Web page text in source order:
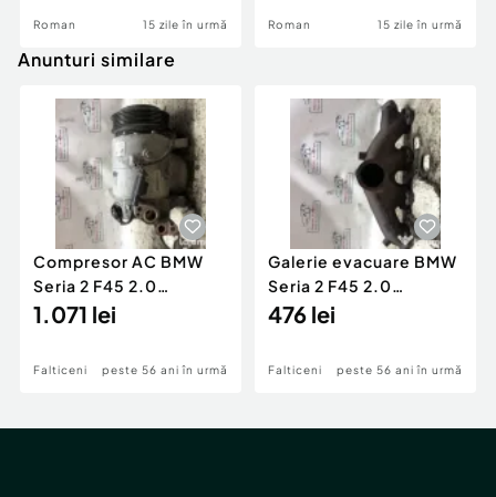
Roman 15 zile în urmă Roman 15 zile în urmă
Anunturi similare
Compresor AC BMW
Seria 2 F45 2.0
Motorina 2016
1.071 lei
Falticeni peste 56 ani în urmă
Galerie evacuare BMW
Seria 2 F45 2.0
Motorina 2016
476 lei
Falticeni peste 56 ani în urmă